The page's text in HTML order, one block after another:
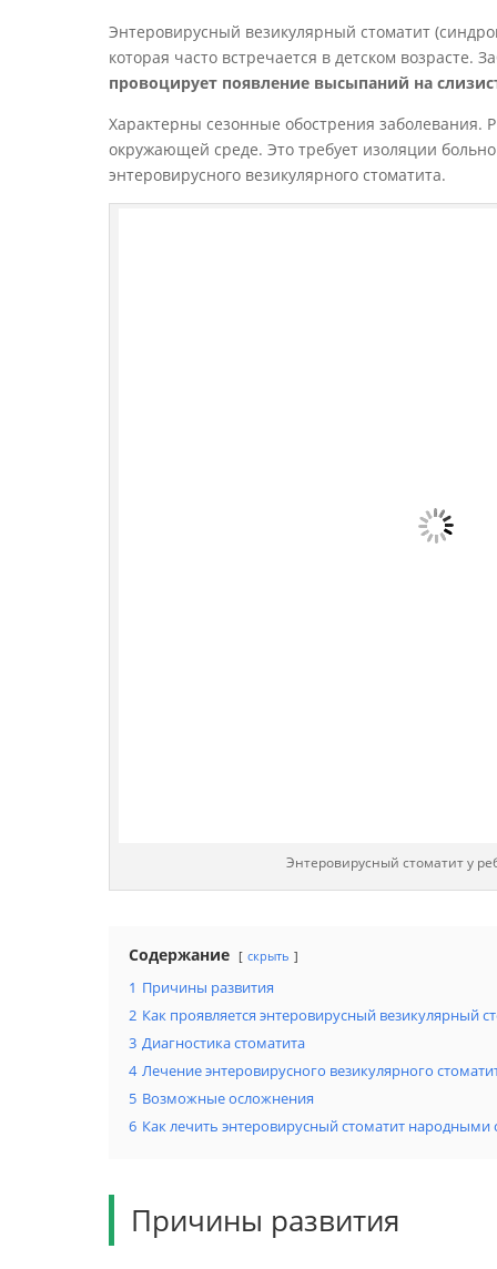
Энтеровирусный везикулярный стоматит
которая часто встречается в детском
провоцирует появление высыпаний на
Характерны сезонные обострения
окружающей среде. Это требует изоляции
энтеровирусного везикулярного стоматита.
Энтеровирусный стоматит у
Содержание скрыть
1 Причины развития
2 Как проявляется энтеровирусный везикулярный
3 Диагностика стоматита
4 Лечение энтеровирусного везикулярного
5 Возможные осложнения
6 Как лечить энтеровирусный стоматит народными
Причины развития